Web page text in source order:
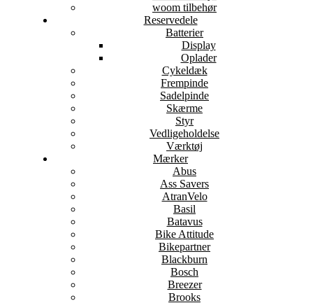
woom tilbehør
Reservedele
Batterier
Display
Oplader
Cykeldæk
Frempinde
Sadelpinde
Skærme
Styr
Vedligeholdelse
Værktøj
Mærker
Abus
Ass Savers
AtranVelo
Basil
Batavus
Bike Attitude
Bikepartner
Blackburn
Bosch
Breezer
Brooks